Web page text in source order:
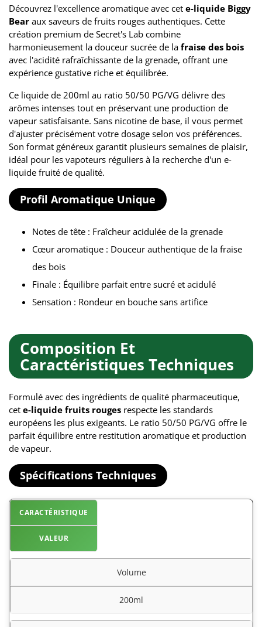
Découvrez l'excellence aromatique avec cet e-liquide Biggy
Bear aux saveurs de fruits rouges authentiques. Cette
création premium de Secret's Lab combine
harmonieusement la douceur sucrée de la fraise des bois
avec l'acidité rafraîchissante de la grenade, offrant une
expérience gustative riche et équilibrée.
Ce liquide de 200ml au ratio 50/50 PG/VG délivre des
arômes intenses tout en préservant une production de
vapeur satisfaisante. Sans nicotine de base, il vous permet
d'ajuster précisément votre dosage selon vos préférences.
Son format généreux garantit plusieurs semaines de plaisir,
idéal pour les vapoteurs réguliers à la recherche d'un e-
liquide fruité de qualité.
Profil Aromatique Unique
Notes de tête : Fraîcheur acidulée de la grenade
Cœur aromatique : Douceur authentique de la fraise
des bois
Finale : Équilibre parfait entre sucré et acidulé
Sensation : Rondeur en bouche sans artifice
Composition Et
Caractéristiques Techniques
Formulé avec des ingrédients de qualité pharmaceutique,
cet e-liquide fruits rouges respecte les standards
européens les plus exigeants. Le ratio 50/50 PG/VG offre le
parfait équilibre entre restitution aromatique et production
de vapeur.
Spécifications Techniques
CARACTÉRISTIQUE
VALEUR
Volume
200ml